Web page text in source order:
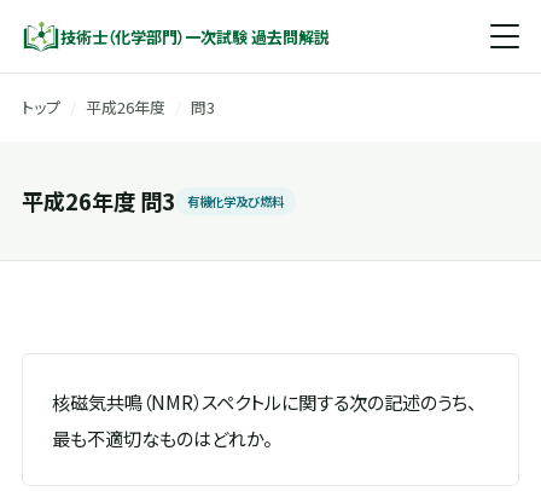
技術士（化学部門）一次試験 過去問解説
トップ 平成26年度 問3
平成26年度 問3 有機化学及び燃料
核磁気共鳴（NMR）スペクトルに関する次の記述のうち、
最も不適切なものはどれか。